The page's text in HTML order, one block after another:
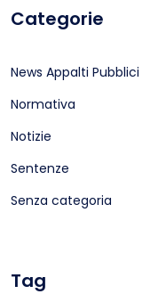
Categorie
News Appalti Pubblici
Normativa
Notizie
Sentenze
Senza categoria
Tag